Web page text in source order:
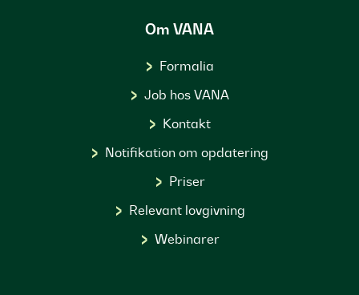
Om VANA
Formalia
Job hos VANA
Kontakt
Notifikation om opdatering
Priser
Relevant lovgivning
Webinarer